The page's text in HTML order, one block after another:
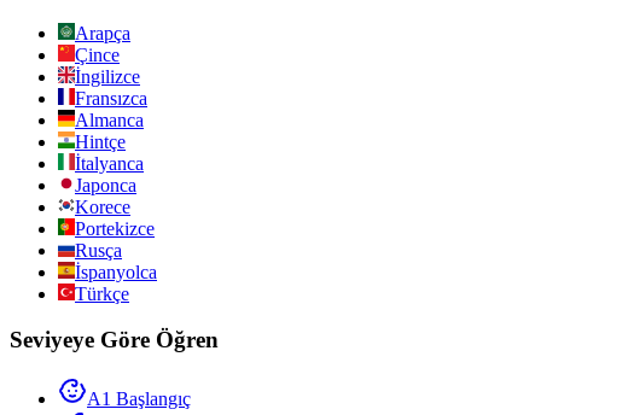
Arapça
Çince
İngilizce
Fransızca
Almanca
Hintçe
İtalyanca
Japonca
Korece
Portekizce
Rusça
İspanyolca
Türkçe
Seviyeye Göre Öğren
A1 Başlangıç